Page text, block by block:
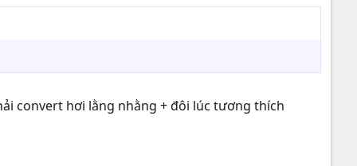
convert hơi lằng nhằng + đôi lúc tương thích